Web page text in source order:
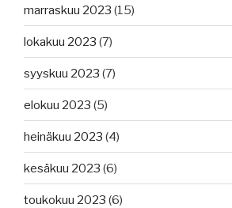
marraskuu 2023 (15)
lokakuu 2023 (7)
syyskuu 2023 (7)
elokuu 2023 (5)
heinäkuu 2023 (4)
kesäkuu 2023 (6)
toukokuu 2023 (6)